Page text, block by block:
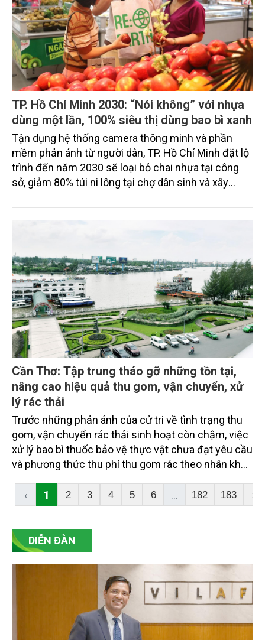
TP. Hồ Chí Minh 2030: “Nói không” với nhựa
dùng một lần, 100% siêu thị dùng bao bì xanh
Tận dụng hệ thống camera thông minh và phần
mềm phản ánh từ người dân, TP. Hồ Chí Minh đặt lộ
trình đến năm 2030 sẽ loại bỏ chai nhựa tại công
sở, giảm 80% túi ni lông tại chợ dân sinh và xây
Cần Thơ: Tập trung tháo gỡ những tồn tại,
nâng cao hiệu quả thu gom, vận chuyển, xử
lý rác thải
Trước những phản ánh của cử tri về tình trạng thu
gom, vận chuyển rác thải sinh hoạt còn chậm, việc
xử lý bao bì thuốc bảo vệ thực vật chưa đạt yêu cầu
và phương thức thu phí thu gom rác theo nhân khẩu
Thơ đã giải đáp, chỉ rõ nguyên nhân, đồng thời đưa
ra các giải pháp khắc phục, từng bước nâng cao
cầu bảo vệ môi trường.
‹ 1 2 3 4 5 6 ... 182 183 ›
DIỄN ĐÀN